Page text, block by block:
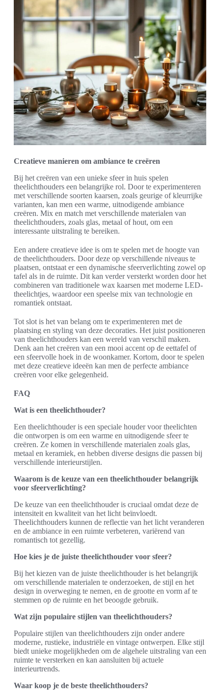
Creatieve manieren om ambiance te creëren
Bij het creëren van een unieke sfeer in huis spelen
theelichthouders een belangrijke rol. Door te experimenteren
met verschillende soorten kaarsen, zoals geurige of kleurrijke
varianten, kan men een warme, uitnodigende ambiance
creëren. Mix en match met verschillende materialen van
theelichthouders, zoals glas, metaal of hout, om een
interessante uitstraling te bereiken.
Een andere creatieve idee is om te spelen met de hoogte van
de theelichthouders. Door deze op verschillende niveaus te
plaatsen, ontstaat er een dynamische sfeerverlichting zowel op
tafel als in de ruimte. Dit kan verder versterkt worden door het
combineren van traditionele wax kaarsen met moderne LED-
theelichtjes, waardoor een speelse mix van technologie en
romantiek ontstaat.
Tot slot is het van belang om te experimenteren met de
plaatsing en styling van deze decoraties. Het juist positioneren
van theelichthouders kan een wereld van verschil maken.
Denk aan het creëren van een mooi accent op de eettafel of
een sfeervolle hoek in de woonkamer. Kortom, door te spelen
met deze creatieve ideeën kan men de perfecte ambiance
creëren voor elke gelegenheid.
FAQ
Wat is een theelichthouder?
Een theelichthouder is een speciale houder voor theelichten
die ontworpen is om een warme en uitnodigende sfeer te
creëren. Ze komen in verschillende materialen zoals glas,
metaal en keramiek, en hebben diverse designs die passen bij
verschillende interieurstijlen.
Waarom is de keuze van een theelichthouder belangrijk
voor sfeerverlichting?
De keuze van een theelichthouder is cruciaal omdat deze de
intensiteit en kwaliteit van het licht beïnvloedt.
Theelichthouders kunnen de reflectie van het licht veranderen
en de ambiance in een ruimte verbeteren, variërend van
romantisch tot gezellig.
Hoe kies je de juiste theelichthouder voor sfeer?
Bij het kiezen van de juiste theelichthouder is het belangrijk
om verschillende materialen te onderzoeken, de stijl en het
design in overweging te nemen, en de grootte en vorm af te
stemmen op de ruimte en het beoogde gebruik.
Wat zijn populaire stijlen van theelichthouders?
Populaire stijlen van theelichthouders zijn onder andere
moderne, rustieke, industriële en vintage ontwerpen. Elke stijl
biedt unieke mogelijkheden om de algehele uitstraling van een
ruimte te versterken en kan aansluiten bij actuele
interieurtrends.
Waar koop je de beste theelichthouders?